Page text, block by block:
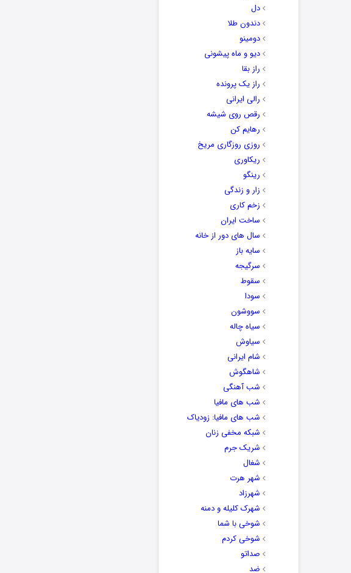
دل
دندون طلا
دومینو
دیو و ماه پیشونی
راز بقا
راز یک پرونده
رالی ایرانی
رقص روی شیشه
رهایم کن
روزی روزگاری مریخ
ریکاوری
رینگو
زار و زندگی
زخم کاری
ساخت ایران
سال های دور از خانه
سایه باز
سرگیجه
سقوط
سودا
سووشون
سیاه چاله
سیاوش
شام ایرانی
شاهگوش
شب آهنگی
شب های مافیا
شب های مافیا: زودیاک
شبکه مخفی زنان
شریک جرم
شغال
شهر هرت
شهرزاد
شهرک کلیله و دمنه
شوخی با شما
شوخی کردم
صداتو
ضد